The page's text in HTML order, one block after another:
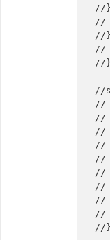
//
//
//
//
//}
//
//
//
//
//
//
//
//
//
//
//}